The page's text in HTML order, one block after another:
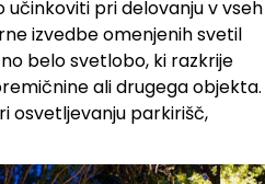
učinkoviti pri delovanju v vseh
izvedbe omenjenih svetil
belo svetlobo, ki razkrije
ali drugega objekta.
osvetljevanju parkirišč,